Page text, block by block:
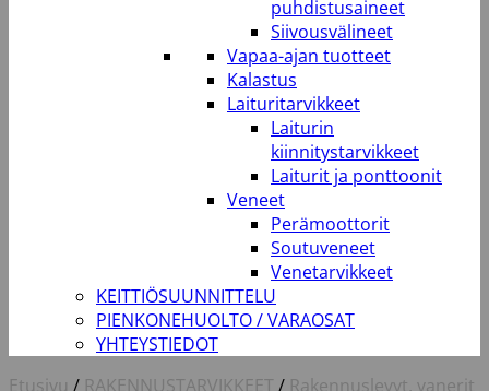
puhdistusaineet
Siivousvälineet
Vapaa-ajan tuotteet
Kalastus
Laituritarvikkeet
Laiturin
kiinnitystarvikkeet
Laiturit ja ponttoonit
Veneet
Perämoottorit
Soutuveneet
Venetarvikkeet
KEITTIÖSUUNNITTELU
PIENKONEHUOLTO / VARAOSAT
YHTEYSTIEDOT
Etusivu / RAKENNUSTARVIKKEET / Rakennuslevyt, vanerit